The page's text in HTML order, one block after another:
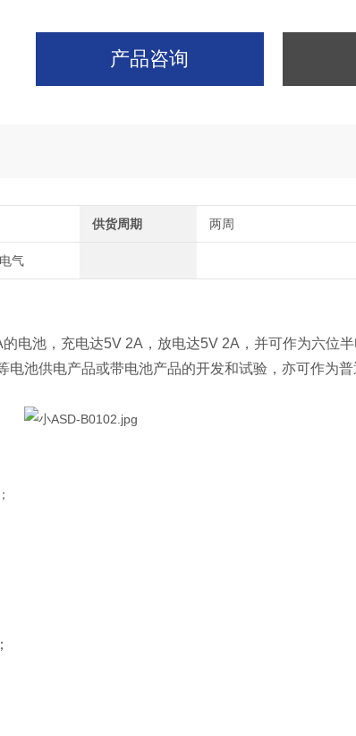
产品咨询
供货周期 两周
气
池，充电达5V 2A，放电达5V 2A，并可作为六位
池供电产品或带电池产品的开发和试验，亦可作为